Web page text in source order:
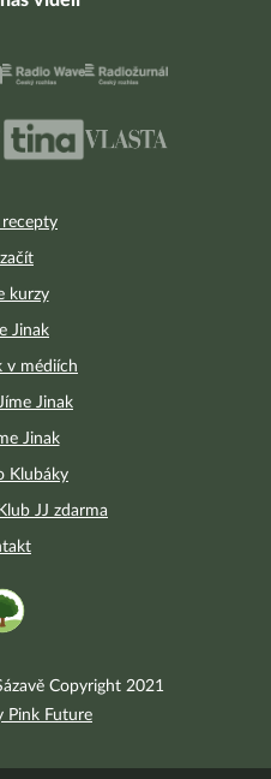
kurzy
Jinak
v médiích
Jinak
Jinak
Klubáky
JJ zdarma
Copyright 2021
Pink Future